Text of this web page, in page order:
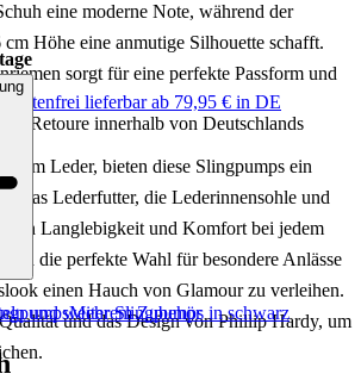
eine moderne Note, während der
Höhe eine anmutige Silhouette schafft.
sorgt für eine perfekte Passform und
Leder, bieten diese Slingpumps ein
Das Lederfutter, die Lederinnensohle und
Langlebigkeit und Komfort bei jedem
sind die perfekte Wahl für besondere Anlässe
einen Hauch von Glamour zu verleihen.
und das Design von Phillip Hardy, um
kostenfrei lieferbar ab 79,95 € in DE
Retoure innerhalb von Deutschlands
und weiterem Zubehör
Mehr Slingpumps in schwarz